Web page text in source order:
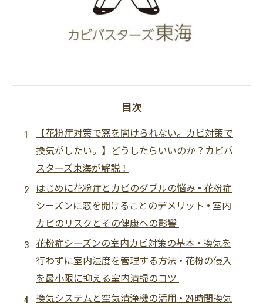
目次
【花粉症対策で窓を開けられない。カビ対策で
換気がしたい。】どうしたらいいのか？カビバ
スターズ東海が解説！
はじめに花粉症とカビのダブルの悩み • 花粉症
シーズンに窓を開けることのデメリット • 室内
カビのリスクとその健康への影響
花粉症シーズンの室内カビ対策の基本 • 換気を
行わずに室内湿度を管理する方法 • 花粉の侵入
を最小限に抑える室内清掃のコツ
換気システムと空気清浄機の活用 • 24時間換気